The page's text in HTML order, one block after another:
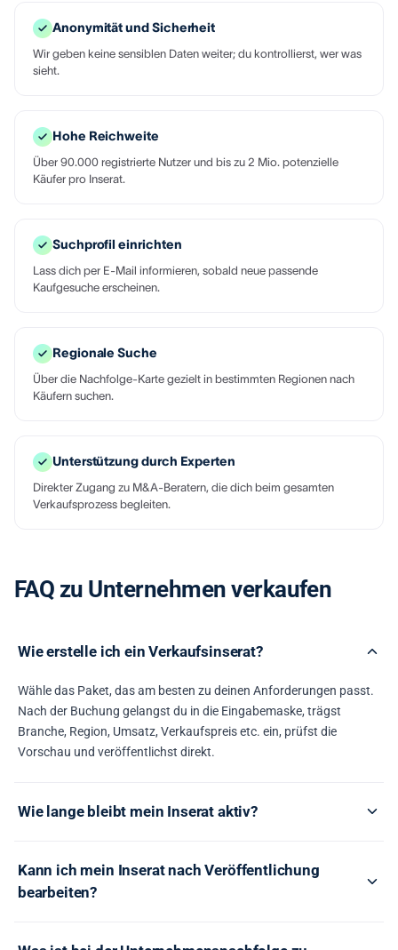
Anonymität und Sicherheit
Wir geben keine sensiblen Daten weiter; du kontrollierst, wer was
sieht.
Hohe Reichweite
Über 90.000 registrierte Nutzer und bis zu 2 Mio. potenzielle
Käufer pro Inserat.
Suchprofil einrichten
Lass dich per E-Mail informieren, sobald neue passende
Kaufgesuche erscheinen.
Regionale Suche
Über die Nachfolge-Karte gezielt in bestimmten Regionen nach
Käufern suchen.
Unterstützung durch Experten
Direkter Zugang zu M&A-Beratern, die dich beim gesamten
Verkaufsprozess begleiten.
FAQ zu Unternehmen verkaufen
Wie erstelle ich ein Verkaufsinserat?
Wähle das Paket, das am besten zu deinen Anforderungen passt.
Nach der Buchung gelangst du in die Eingabemaske, trägst
Branche, Region, Umsatz, Verkaufspreis etc. ein, prüfst die
Vorschau und veröffentlichst direkt.
Wie lange bleibt mein Inserat aktiv?
Kann ich mein Inserat nach Veröffentlichung
bearbeiten?